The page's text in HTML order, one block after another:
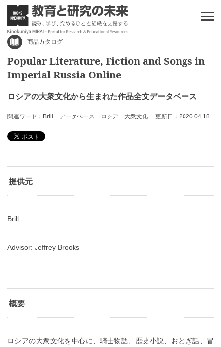
商品カタログ
Popular Literature, Fiction and Songs in
Imperial Russia Online
ロシアの大衆文化から生まれた作品全文データベース
関連ワード： Brill データベース ロシア 大衆文化 更新日：2020.04.18
提供元
Brill
Advisor: Jeffrey Brooks
概要
ロシアの大衆文化を中心に、騎士物語、歴史小説、おとぎ話、冒